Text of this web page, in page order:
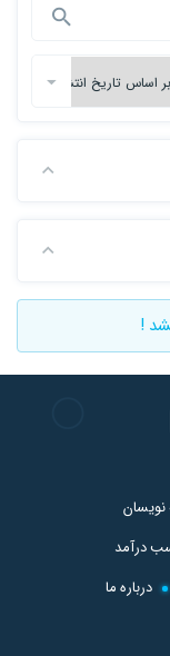
!
نویسان
درآمد
درباره ما